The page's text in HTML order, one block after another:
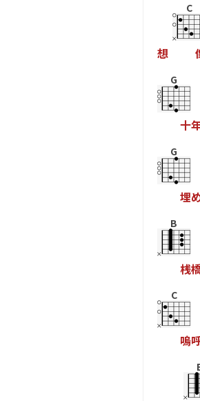
想
C
G
十
G
埋
B
桟
C
嗚